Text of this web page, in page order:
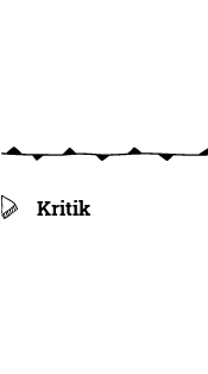
Kritik